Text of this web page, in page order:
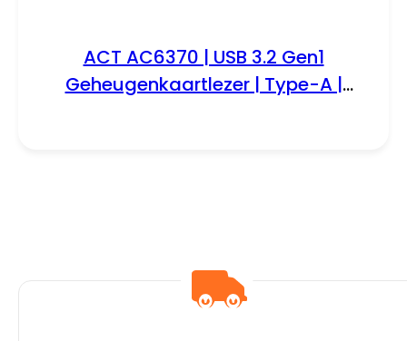
ACT AC6370 | USB 3.2 Gen1
Geheugenkaartlezer | Type-A |